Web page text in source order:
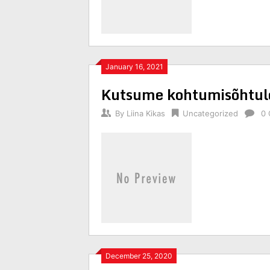
January 16, 2021
Kutsume
By Liina Kikas Uncategorized 0
December 25, 2020